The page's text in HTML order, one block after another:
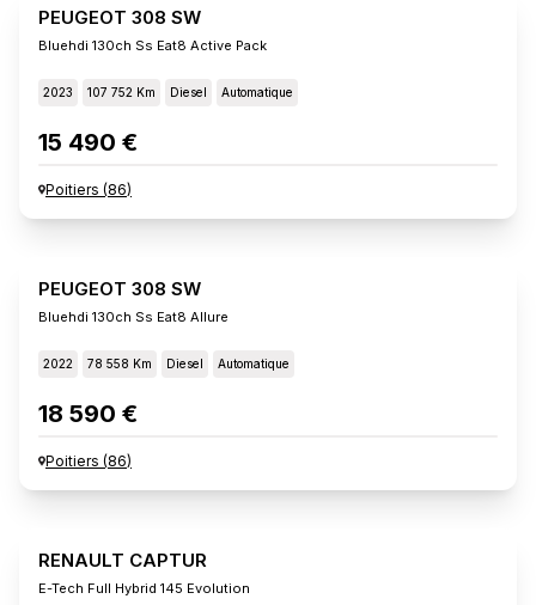
PEUGEOT 308 SW
Bluehdi 130ch Ss Eat8 Active Pack
2023 107 752 Km Diesel Automatique
15 490 €
Poitiers (86)
PEUGEOT 308 SW
Bluehdi 130ch Ss Eat8 Allure
2022 78 558 Km Diesel Automatique
18 590 €
Poitiers (86)
RENAULT CAPTUR
E-Tech Full Hybrid 145 Evolution